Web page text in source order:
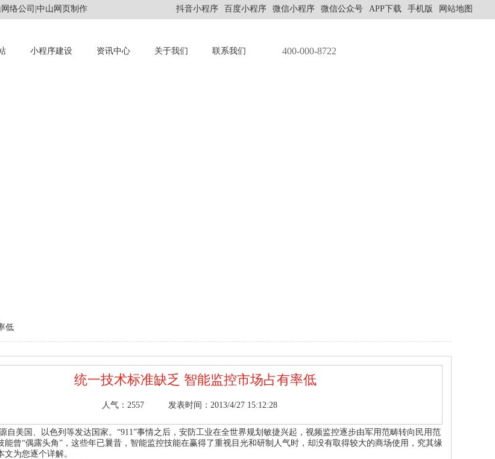
络公司|中山网页制作 抖音小程序 百度小程序 微信小程序 微信公众号 APP下载 手机版 网站地图
小程序建设 资讯中心 关于我们 联系我们 400-000-8722
低
统一技术标准缺乏 智能监控市场占有率低
人气： 2557 发表时间：2013/4/27 15:12:28
自美国、以色列等发达国家。“911”事情之后，安防工业在全世界规划敏捷兴起，视频监控逐步由军用范畴转向民用范
能曾“偶露头角”，这些年已曩昔，智能监控技能在赢得了重视目光和研制人气时，却没有取得较大的商场使用，究其缘
文为您逐个详解。